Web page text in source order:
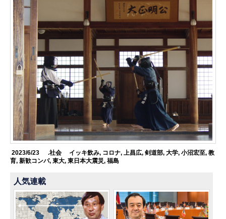
2023/6/23 .社会 イッキ飲み, コロナ, 上昌広, 剣道部, 大学, 小沼宏至, 教
育,新歓コンパ,東大,東日本大震災,福島
人気連載